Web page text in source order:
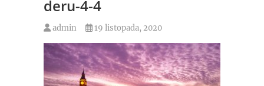
deru-4-4
admin 19 listopada, 2020